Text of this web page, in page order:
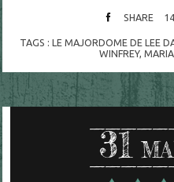
SHARE 14
TAGS :LE MAJORDOME DE LEE
WINFREY,
31